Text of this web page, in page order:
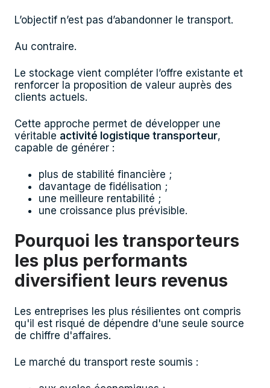
L’objectif n’est pas d’abandonner le transport.
Au contraire.
Le stockage vient compléter l’offre existante et
renforcer la proposition de valeur auprès des
clients actuels.
Cette approche permet de développer une
véritable activité logistique transporteur,
capable de générer :
plus de stabilité financière ;
davantage de fidélisation ;
une meilleure rentabilité ;
une croissance plus prévisible.
Pourquoi les transporteurs
les plus performants
diversifient leurs revenus
Les entreprises les plus résilientes ont compris
qu'il est risqué de dépendre d'une seule source
de chiffre d'affaires.
Le marché du transport reste soumis :